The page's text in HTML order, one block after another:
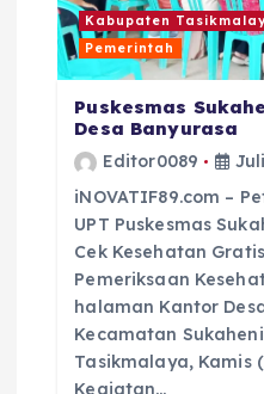
Kabupaten
Pemerintah
Puskesmas
Desa Banyurasa
Editor0089
iNOVATIF89.com –
UPT Puskesmas
Cek Kesehatan
Pemeriksaan
halaman Kantor
Kecamatan
Tasikmalaya, Kamis
Kegiatan…